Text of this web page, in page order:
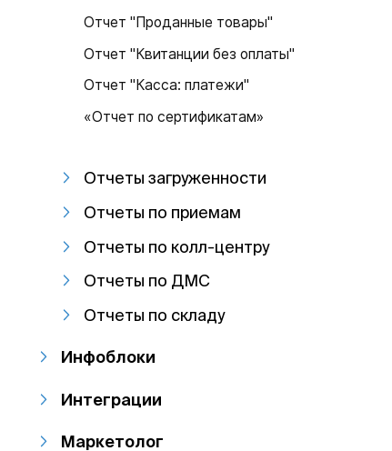
Отчет "Проданные товары"
Отчет "Квитанции без оплаты"
Отчет "Касса: платежи"
«Отчет по сертификатам»
Отчеты загруженности
Отчеты по приемам
Отчеты по колл-центру
Отчеты по ДМС
Отчеты по складу
Инфоблоки
Интеграции
Маркетолог